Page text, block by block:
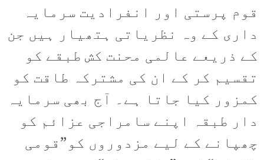
قوم پرستی اور انفرادیت سرمایہ
داری کے وہ نظریاتی ہتھیار ہیں جن
کے ذریعے عالمی محنت کش طبقے کو
تقسیم کر کے ان کی مشترکہ طاقت کو
کمزور کیا جاتا ہے۔ آج بھی سرمایہ
دار طبقہ اپنے سامراجی عزائم کو
چھپانے کے لیے مزدوروں کو”قومی